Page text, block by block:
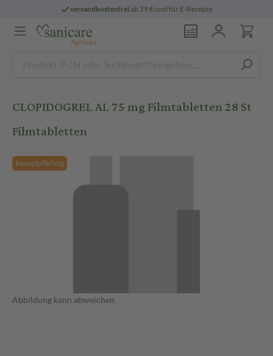
versandkostenfreiab 29 € und für E-Rezepte
CLOPIDOGREL AL 75 mg Filmtabletten 28 St
Filmtabletten
Rezeptpflichtig
Abbildung kann abweichen